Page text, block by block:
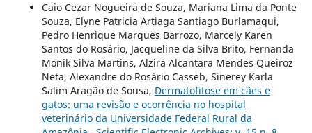
Caio Cezar Nogueira de Souza, Mariana Lima da Ponte
Souza, Elyne Patricia Artiaga Santiago Burlamaqui,
Pedro Henrique Marques Barrozo, Marcely Karen
Santos do Rosário, Jacqueline da Silva Brito, Fernanda
Monik Silva Martins, Alzira Alcantara Mendes Queiroz
Neta, Alexandre do Rosário Casseb, Sinerey Karla
Salim Aragão de Sousa, Dermatofitose em cães e
gatos: uma revisão e ocorrência no hospital
veterinário da Universidade Federal Rural da